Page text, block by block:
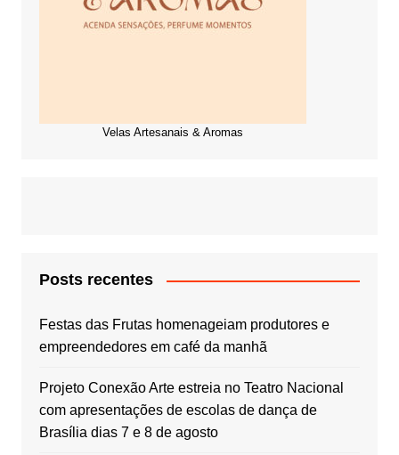
Velas Artesanais & Aromas
Posts recentes
Festas das Frutas homenageiam produtores e
empreendedores em café da manhã
Projeto Conexão Arte estreia no Teatro Nacional
com apresentações de escolas de dança de
Brasília dias 7 e 8 de agosto